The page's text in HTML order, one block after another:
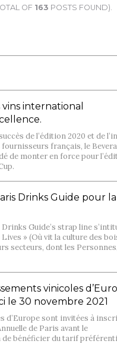
OF 163 POSTS FOUND).
international
de l’édition 2020 et de
français, le
de monter en force pour
Drinks Guide pour la
Guide’s strap line
» (Où vit la culture des
secteurs, dont les
vinicoles
le 30 novembre 2021
d’Europe sont invitées à
de Paris avant le
de bénéficier du tarif